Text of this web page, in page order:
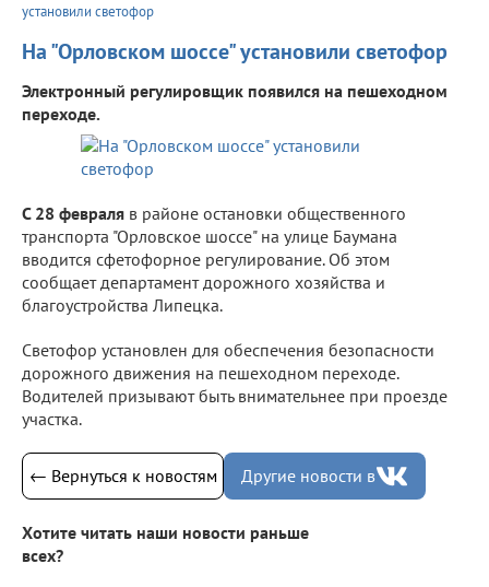
установили светофор
На "Орловском шоссе" установили светофор
Электронный регулировщик появился на пешеходном
переходе.
С 28 февраля в районе остановки общественного
транспорта "Орловское шоссе" на улице Баумана
вводится сфетофорное регулирование. Об этом
сообщает департамент дорожного хозяйства и
благоустройства Липецка.
Светофор установлен для обеспечения безопасности
дорожного движения на пешеходном переходе.
Водителей призывают быть внимательнее при проезде
участка.
← Вернуться к новостям Другие новости в
Хотите читать наши новости раньше
всех?